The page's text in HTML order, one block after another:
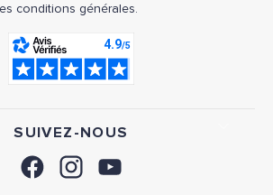
conditions générales.
SUIVEZ-NOUS
FACEBOOKINSTAGRAM